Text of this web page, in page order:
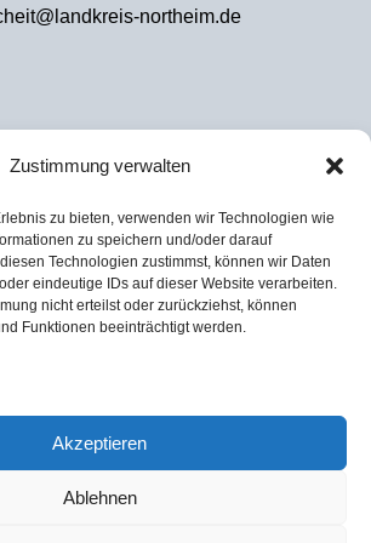
Zustimmung verwalten
zu bieten, verwenden wir Technologien wie
zu speichern und/oder darauf
Technologien zustimmst, können wir Daten
eindeutige IDs auf dieser Website verarbeiten.
nicht erteilst oder zurückziehst, können
Funktionen beeinträchtigt werden.
Akzeptieren
Ablehnen
northeim.de
Stadt- und
60
hannover.de